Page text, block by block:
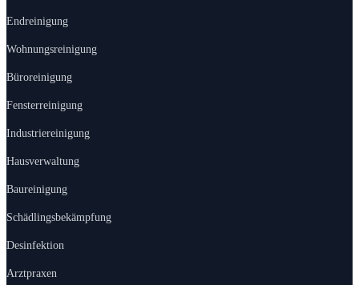
Endreinigung
Wohnungsreinigung
Büroreinigung
Fensterreinigung
Industriereinigung
Hausverwaltung
Baureinigung
Schädlingsbekämpfung
Desinfektion
Arztpraxen